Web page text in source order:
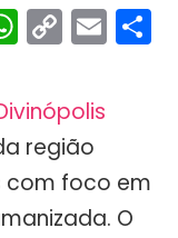
Copy
Link
região
com foco em
O